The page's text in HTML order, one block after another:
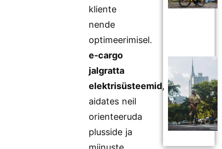
kliente
nende
optimeerimisel.
e-cargo
jalgratta
elektrisüsteemid,
aidates neil
orienteeruda
plusside ja